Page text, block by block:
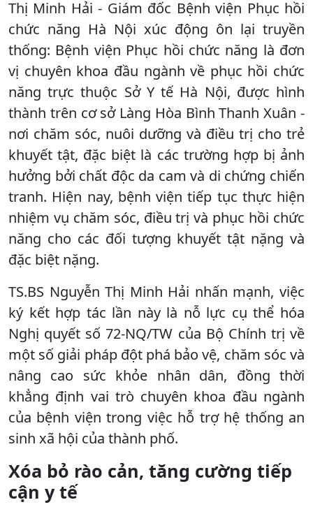
Thị Minh Hải - Giám đốc Bệnh viện Phục hồi
chức năng Hà Nội xúc động ôn lại truyền
thống: Bệnh viện Phục hồi chức năng là đơn
vị chuyên khoa đầu ngành về phục hồi chức
năng trực thuộc Sở Y tế Hà Nội, được hình
thành trên cơ sở Làng Hòa Bình Thanh Xuân -
nơi chăm sóc, nuôi dưỡng và điều trị cho trẻ
khuyết tật, đặc biệt là các trường hợp bị ảnh
hưởng bởi chất độc da cam và di chứng chiến
tranh. Hiện nay, bệnh viện tiếp tục thực hiện
nhiệm vụ chăm sóc, điều trị và phục hồi chức
năng cho các đối tượng khuyết tật nặng và
đặc biệt nặng.
TS.BS Nguyễn Thị Minh Hải nhấn mạnh, việc
ký kết hợp tác lần này là nỗ lực cụ thể hóa
Nghị quyết số 72-NQ/TW của Bộ Chính trị về
một số giải pháp đột phá bảo vệ, chăm sóc và
nâng cao sức khỏe nhân dân, đồng thời
khẳng định vai trò chuyên khoa đầu ngành
của bệnh viện trong việc hỗ trợ hệ thống an
sinh xã hội của thành phố.
Xóa bỏ rào cản, tăng cường tiếp
cận y tế